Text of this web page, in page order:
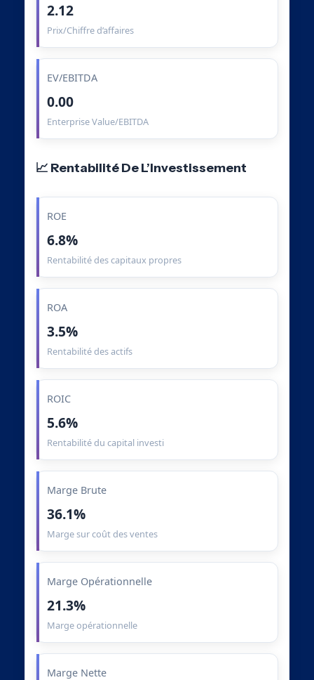
2.12
Prix/Chiffre d’affaires
EV/EBITDA
0.00
Enterprise Value/EBITDA
📈 Rentabilité De L’Investissement
ROE
6.8%
Rentabilité des capitaux propres
ROA
3.5%
Rentabilité des actifs
ROIC
5.6%
Rentabilité du capital investi
Marge Brute
36.1%
Marge sur coût des ventes
Marge Opérationnelle
21.3%
Marge opérationnelle
Marge Nette